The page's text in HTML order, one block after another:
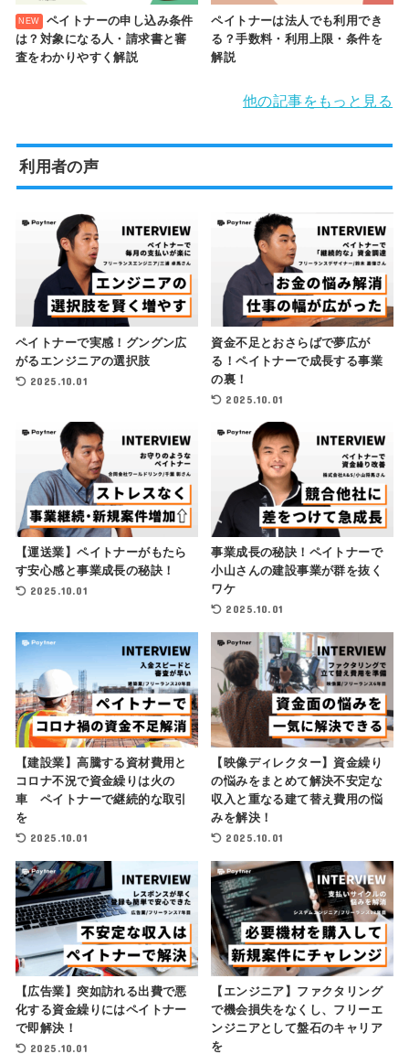
ペイトナーの申し込み条件
は？対象になる人・請求書と審
査をわかりやすく解説
ペイトナーは法人でも利用でき
る？手数料・利用上限・条件を
解説
他の記事をもっと見る
利用者の声
ペイトナーで実感！グングン広
がるエンジニアの選択肢
2025.10.01
資金不足とおさらばで夢広が
る！ペイトナーで成長する事業
の裏！
2025.10.01
【運送業】ペイトナーがもたら
す安心感と事業成長の秘訣！
2025.10.01
事業成長の秘訣！ペイトナーで
小山さんの建設事業が群を抜く
ワケ
2025.10.01
【建設業】高騰する資材費用と
コロナ不況で資金繰りは火の
車 ペイトナーで継続的な取引
を
2025.10.01
【映像ディレクター】資金繰り
の悩みをまとめて解決不安定な
収入と重なる建て替え費用の悩
みを解決！
2025.10.01
【広告業】突如訪れる出費で悪
化する資金繰りにはペイトナー
で即解決！
2025.10.01
【エンジニア】ファクタリング
で機会損失をなくし、フリーエ
ンジニアとして盤石のキャリア
を